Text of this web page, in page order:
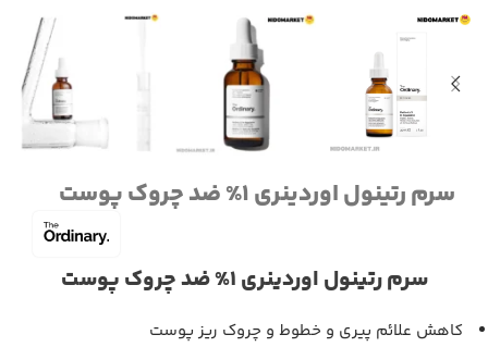
سرم رتینول اوردینری 1% ضد چروک پوست
سرم رتینول اوردینری 1% ضد چروک پوست
کاهش علائم پیری و خطوط و چروک ریز پوست